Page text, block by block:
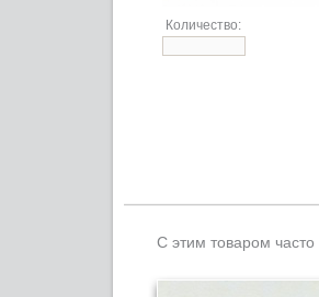
Количество:
С этим товаром часто